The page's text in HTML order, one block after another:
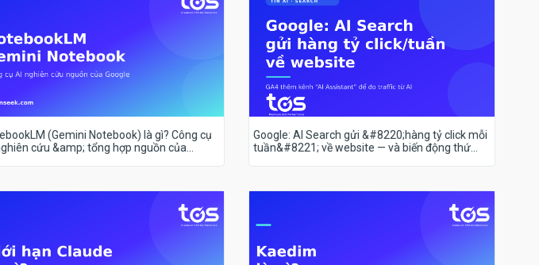
(Gemini Notebook) là gì? Công cụ
cứu &amp; tổng hợp nguồn của
Google: AI Search gửi &#8220;hàng tỷ click mỗi
tuần&#8221; về website — và biến động thứ